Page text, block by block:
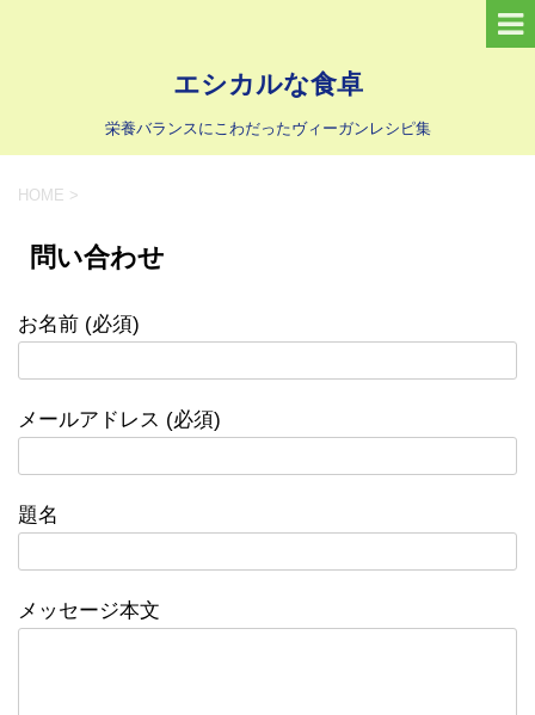
エシカルな食卓
栄養バランスにこわだったヴィーガンレシピ集
HOME >
問い合わせ
お名前 (必須)
メールアドレス (必須)
題名
メッセージ本文